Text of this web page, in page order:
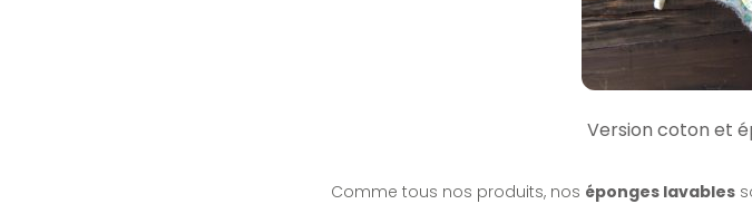
Version coton et
Comme tous nos produits, nos éponges lavables